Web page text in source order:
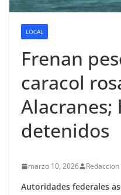
LOCAL
Frenan
caracol
Alacranes;
detenidos
marzo 10, 2026 Redaccion
Autoridades federales